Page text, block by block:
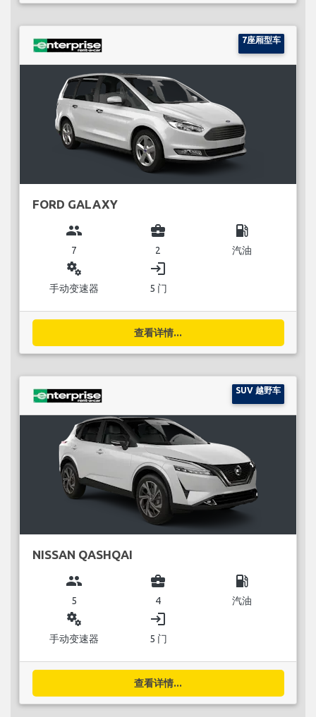
7座厢型车
FORD GALAXY
group
7
business_center
2
local_gas_station
汽油
miscellaneous_services
手动变速器
login
5 门
查看详情...
SUV 越野车
NISSAN QASHQAI
group
5
business_center
4
local_gas_station
汽油
miscellaneous_services
手动变速器
login
5 门
查看详情...